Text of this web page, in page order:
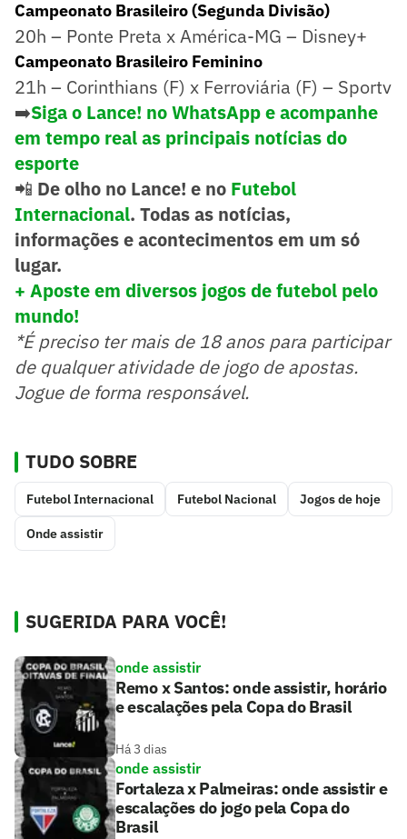
Campeonato Brasileiro (Segunda Divisão)
20h – Ponte Preta x América-MG – Disney+
Campeonato Brasileiro Feminino
21h – Corinthians (F) x Ferroviária (F) – Sportv
➡️Siga o Lance! no WhatsApp e acompanhe
em tempo real as principais notícias do
esporte
📲 De olho no Lance! e no Futebol
Internacional. Todas as notícias,
informações e acontecimentos em um só
lugar.
+ Aposte em diversos jogos de futebol pelo
mundo!
*É preciso ter mais de 18 anos para participar
de qualquer atividade de jogo de apostas.
Jogue de forma responsável.
TUDO SOBRE
Futebol Internacional Futebol Nacional Jogos de hoje
Onde assistir
SUGERIDA PARA VOCÊ!
onde assistir
Remo x Santos: onde assistir, horário
e escalações pela Copa do Brasil
Há 3 dias
onde assistir
Fortaleza x Palmeiras: onde assistir e
escalações do jogo pela Copa do
Brasil